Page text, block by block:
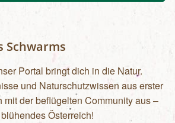
Schwarms
Portal bringt dich in die Natur.
und Naturschutzwissen aus erster
mit der beflügelten Community aus –
Österreich!